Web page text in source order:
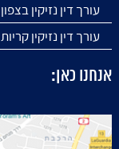
עורך דין נזיקין בצפון
עורך דין נזיקין קריות
אנחנו כאן: